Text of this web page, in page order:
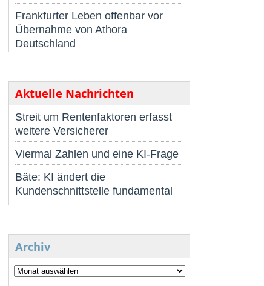
Frankfurter Leben offenbar vor
Übernahme von Athora
Deutschland
Aktuelle Nachrichten
Streit um Rentenfaktoren erfasst
weitere Versicherer
Viermal Zahlen und eine KI-Frage
Bäte: KI ändert die
Kundenschnittstelle fundamental
Archiv